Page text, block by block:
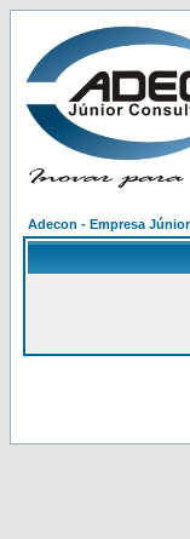
Adecon - Empresa